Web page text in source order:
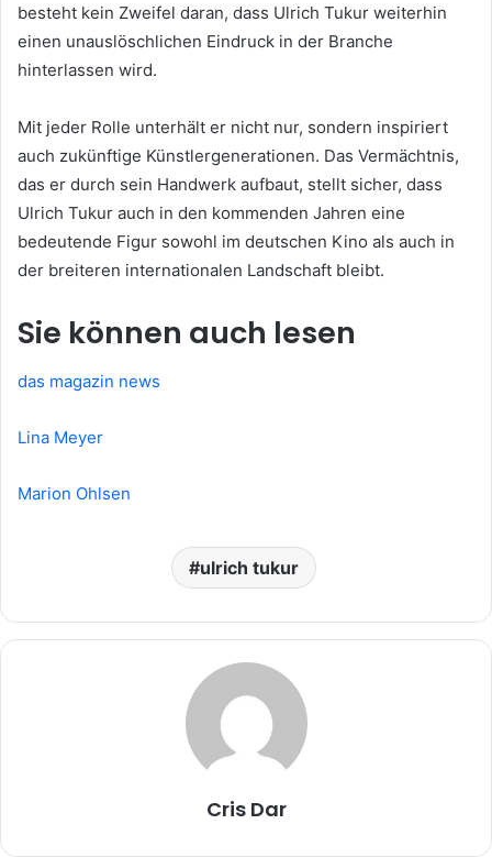
besteht kein Zweifel daran, dass Ulrich Tukur weiterhin
einen unauslöschlichen Eindruck in der Branche
hinterlassen wird.
Mit jeder Rolle unterhält er nicht nur, sondern inspiriert
auch zukünftige Künstlergenerationen. Das Vermächtnis,
das er durch sein Handwerk aufbaut, stellt sicher, dass
Ulrich Tukur auch in den kommenden Jahren eine
bedeutende Figur sowohl im deutschen Kino als auch in
der breiteren internationalen Landschaft bleibt.
Sie können auch lesen
das magazin news
Lina Meyer
Marion Ohlsen
ulrich tukur
Cris Dar